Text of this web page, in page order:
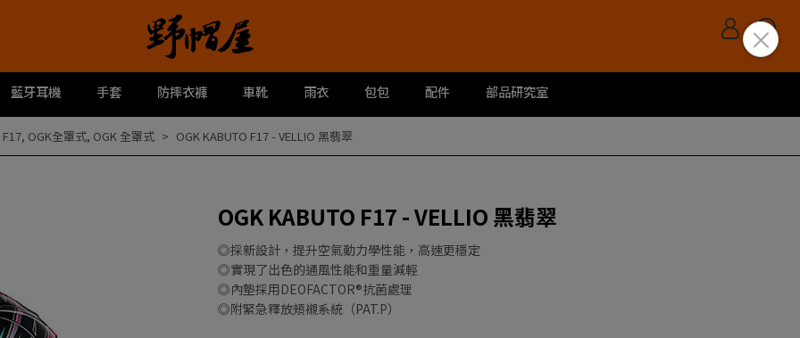
藍牙耳機 手套 防摔衣褲 車靴 雨衣 包包 配件 部品研究室
F17, OGK全罩式, OGK 全罩式 OGK KABUTO F17 - VELLIO 黑翡翠
OGK KABUTO F17 - VELLIO 黑翡翠
◎採新設計，提升空氣動力學性能，高速更穩定
◎實現了出色的通風性能和重量減輕
◎內墊採用DEOFACTOR®抗菌處理
◎附緊急釋放頰襯系統（PAT.P）